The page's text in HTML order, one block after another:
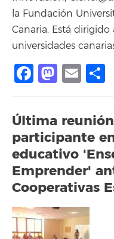
la Fundación
Canaria. Está
universidades
Facebook
Última
participante
educativo
Emprender'
Cooperativas